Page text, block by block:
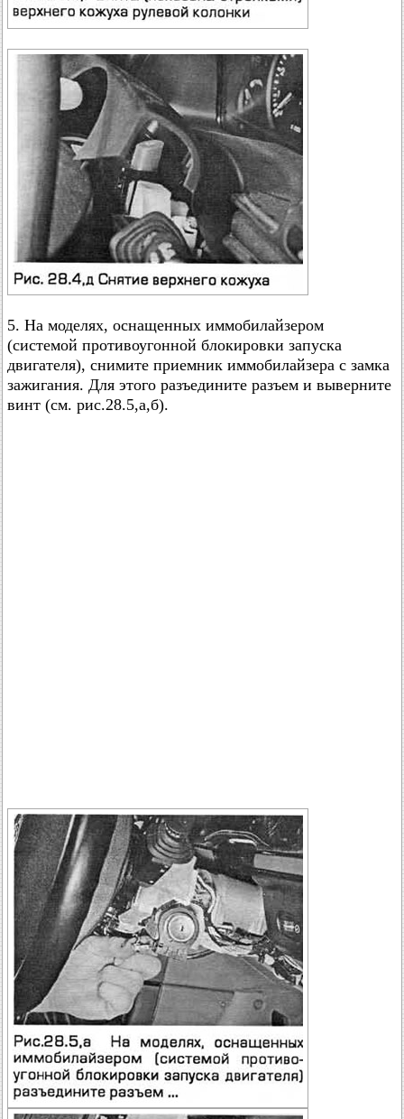
5. На моделях, оснащенных иммобилайзером
(системой противоугонной блокировки запуска
двигателя), снимите приемник иммобилайзера с замка
зажигания. Для этого разъедините разъем и выверните
винт (см. рис.28.5,а,б).